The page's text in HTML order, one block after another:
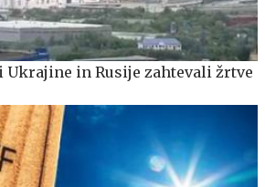
Ukrajine in Rusije zahtevali žrtve